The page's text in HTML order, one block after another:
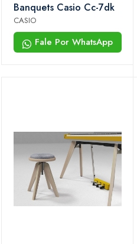
Banquets Casio Cc-7dk
CASIO
Fale Por WhatsApp